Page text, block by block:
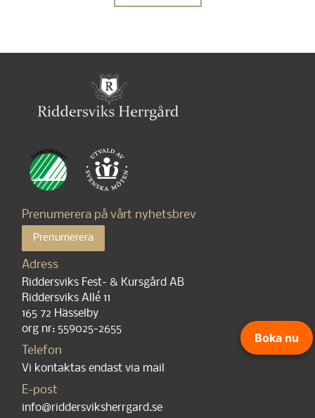
Prenumerera på vårt nyhetsbrev
Prenumerera
Adress
Riddersviks Fest- & Kursgård AB
Riddersviks Allé 11
165 72 Hässelby
org nr: 559025-2655
Telefon
Vi kontaktas endast via mail
E-post
info@riddersviksherrgard.se
Boka nu